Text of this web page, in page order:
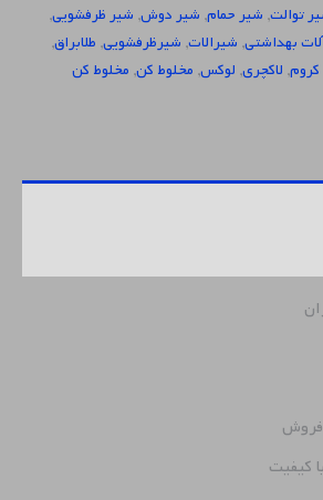
توالت, شیر حمام, شیر دوش, شیر ظرفشویی,
بهداشتی, شیرالات, شیرظرفشویی, طلابراق,
کروم, لاکچری, لوکس, مخلوط کن, مخلوط کن
کیفیت